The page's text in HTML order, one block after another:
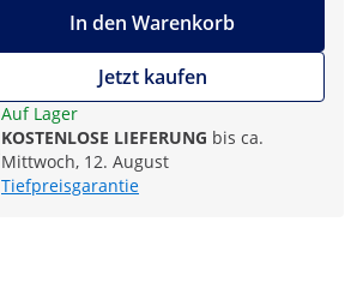
In den Warenkorb
Jetzt kaufen
Auf Lager
KOSTENLOSE LIEFERUNG bis ca.
Mittwoch, 12. August
Tiefpreisgarantie